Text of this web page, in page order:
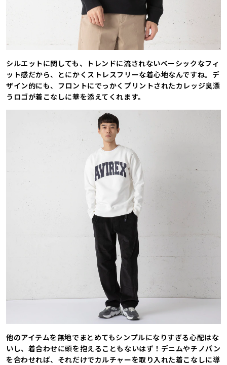
シルエットに関しても、トレンドに流されないベーシックなフィ
ット感だから、とにかくストレスフリーな着心地なんですね。デ
ザイン的にも、フロントにでっかくプリントされたカレッジ臭漂
うロゴが着こなしに華を添えてくれます。
他のアイテムを無地でまとめてもシンプルになりすぎる心配はな
いし、着合わせに頭を抱えることもないはず！デニムやチノパン
を合わせれば、それだけでカルチャーを取り入れた着こなしに導